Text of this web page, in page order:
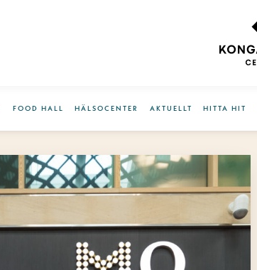
FOOD HALL HÄLSOCENTER AKTUELLT HITTA HIT